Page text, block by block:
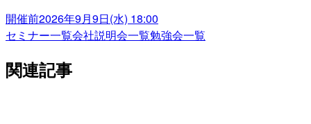
開催前2026年9月9日(水) 18:00
セミナー一覧会社説明会一覧勉強会一覧
関連記事